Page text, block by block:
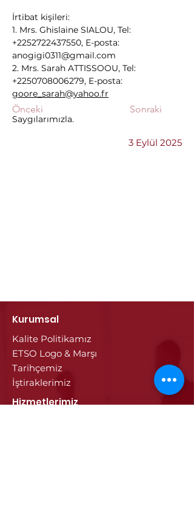
Önceki Sonraki
İrtibat kişileri:
1. Mrs. Ghislaine SIALOU, Tel:
+2252722437550, E-posta:
anogigi0311@gmail.com
2. Mrs. Sarah ATTISSOOU, Tel:
+2250708006279, E-posta:
goore_sarah@yahoo.fr
Saygılarımızla.
3 Eylül 2025
Kurumsal
Kalite Politikamız
ETSO Logo & Marşı
Tarihçemiz
İştiraklerimiz
Hizmetlerimiz